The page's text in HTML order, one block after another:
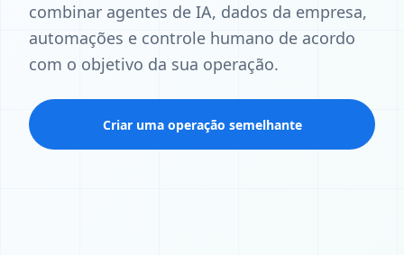
combinar agentes de IA, dados da empresa,
automações e controle humano de acordo
com o objetivo da sua operação.
Criar uma operação semelhante